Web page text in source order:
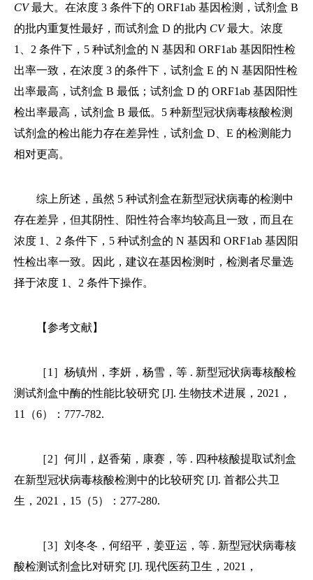
CV最大。在浓度 3 条件下的 ORF1ab 基因检测，试剂盒 B
的批内重复性最好，而试剂盒 D 的批内 CV最大。浓度
1、2 条件下，5 种试剂盒的 N 基因和 ORF1ab 基因阳性检
出率一致，在浓度 3 的条件下，试剂盒 E 的 N 基因阳性检
出率最高，试剂盒 B 最低；试剂盒 D 的 ORF1ab 基因阳性
检出率最高，试剂盒 B 最低。5 种新型冠状病毒核酸检测
试剂盒的检出能力存在差异性，试剂盒 D、E 的检测能力
相对更高。
综上所述，虽然 5 种试剂盒在新型冠状病毒的检测中
存在差异，但其阴性、阳性符合率均较高且一致，而且在
浓度 1、2 条件下，5 种试剂盒的 N 基因和 ORF1ab 基因阳
性检出率一致。因此，建议在基因检测时，检测者尽量选
择于浓度 1、2 条件下操作。
【参考文献】
［1］杨镇州，李妍，杨雪，等 . 新型冠状病毒核酸检
测试剂盒中酶的性能比较研究 [J]. 生物技术进展，2021，
11（6）：777-782.
［2］何川，赵香菊，康赛，等 . 四种核酸提取试剂盒
在新型冠状病毒核酸检测中的比较研究 [J]. 首都公共卫
生，2021，15（5）：277-280.
［3］刘冬冬，何绍平，姜亚运，等 . 新型冠状病毒核
酸检测试剂盒比对研究 [J]. 现代医药卫生，2021，